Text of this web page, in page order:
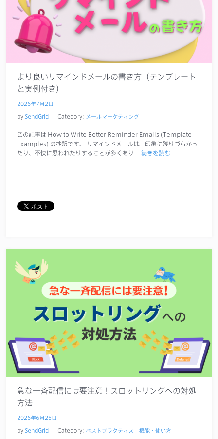
より良いリマインドメールの書き方（テンプレート
と実例付き）
2026年7月2日
by SendGrid Category: メールマーケティング
この記事は How to Write Better Reminder Emails (Template +
Examples) の抄訳です。 リマインドメールは、印象に残りづらかっ
たり、不快に思われたりすることが多くあり …続きを読む
急な一斉配信には要注意！スロットリングへの対処
方法
2026年6月25日
by SendGrid Category: ベストプラクティス 機能・使い方